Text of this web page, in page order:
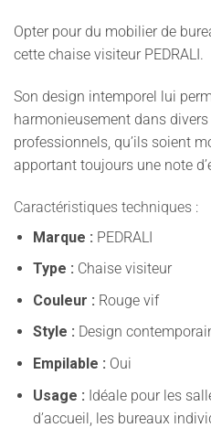
Opter pour du mobilier de
cette chaise visiteur PEDRALI.
Son design intemporel lui
harmonieusement dans
professionnels, qu’ils soient
apportant toujours une note
Caractéristiques techniques :
Marque : PEDRALI
Type : Chaise visiteur
Couleur : Rouge vif
Style : Design
Empilable : Oui
Usage : Idéale pour les
d’accueil, les bureaux